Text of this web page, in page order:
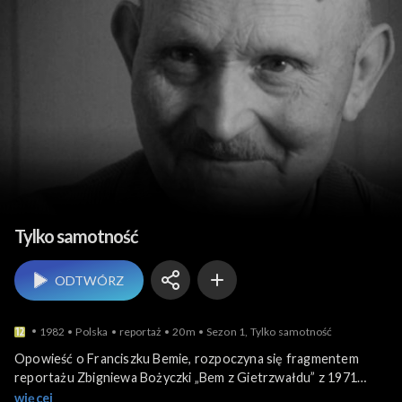
Tylko samotność
ODTWÓRZ
1982 Polska reportaż 20m Sezon 1, Tylko samotność
Opowieść o Franciszku Bemie, rozpoczyna się fragmentem
reportażu Zbigniewa Bożyczki „Bem z Gietrzwałdu” z 1971
roku. Ciąg dalszy opowieści o człowieku, który całe życie
więcej